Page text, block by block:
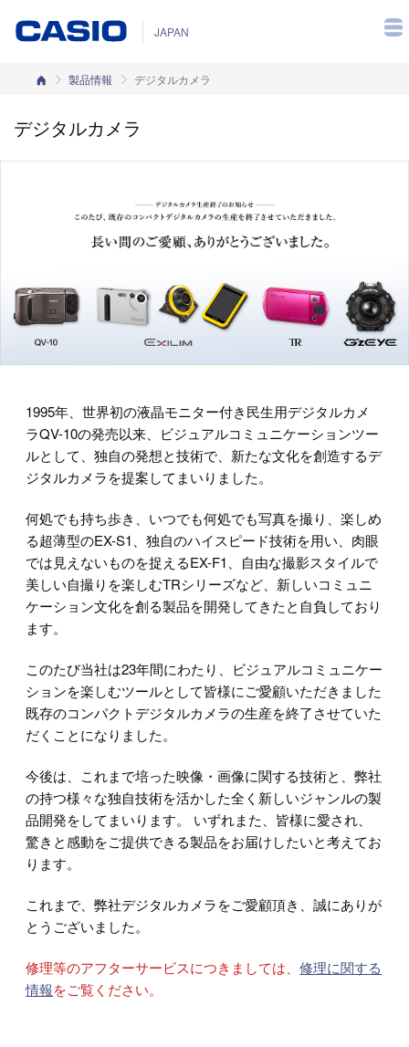
JAPAN
カシオホーム
製品情報 デジタルカメラ
デジタルカメラ
1995年、世界初の液晶モニター付き民生用デジタルカメ
ラQV-10の発売以来、ビジュアルコミュニケーションツー
ルとして、独自の発想と技術で、新たな文化を創造するデ
ジタルカメラを提案してまいりました。
何処でも持ち歩き、いつでも何処でも写真を撮り、楽しめ
る超薄型のEX-S1、独自のハイスピード技術を用い、肉眼
では見えないものを捉えるEX-F1、自由な撮影スタイルで
美しい自撮りを楽しむTRシリーズなど、新しいコミュニ
ケーション文化を創る製品を開発してきたと自負しており
ます。
このたび当社は23年間にわたり、ビジュアルコミュニケー
ションを楽しむツールとして皆様にご愛顧いただきました
既存のコンパクトデジタルカメラの生産を終了させていた
だくことになりました。
今後は、これまで培った映像・画像に関する技術と、弊社
の持つ様々な独自技術を活かした全く新しいジャンルの製
品開発をしてまいります。 いずれまた、皆様に愛され、
驚きと感動をご提供できる製品をお届けしたいと考えてお
ります。
これまで、弊社デジタルカメラをご愛顧頂き、誠にありが
とうございました。
修理等のアフターサービスにつきましては、修理に関する
情報をご覧ください。